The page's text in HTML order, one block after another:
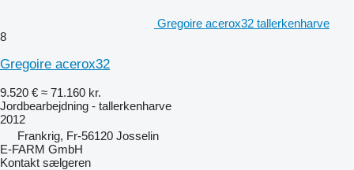
Gregoire acerox32 tallerkenharve
8
Gregoire acerox32
9.520 € ≈ 71.160 kr.
Jordbearbejdning - tallerkenharve
2012
Frankrig, Fr-56120 Josselin
E-FARM GmbH
Kontakt sælgeren